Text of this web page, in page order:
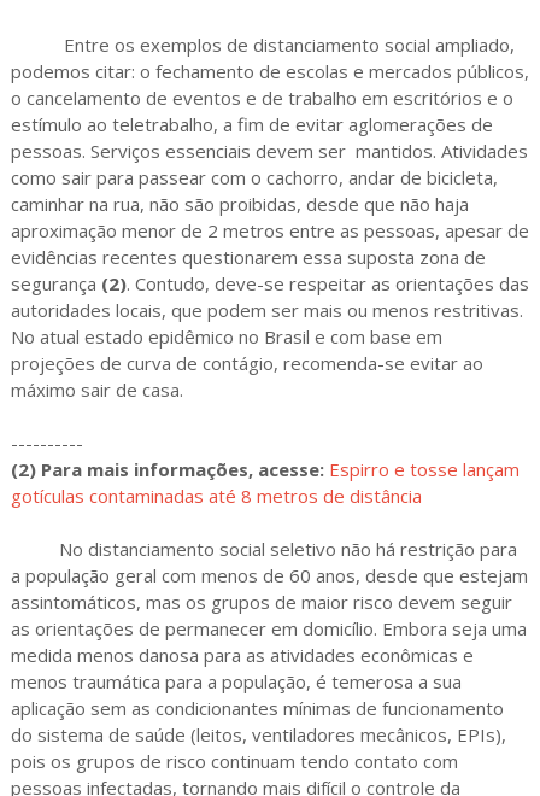
Entre os exemplos de distanciamento social ampliado,
podemos citar: o fechamento de escolas e mercados públicos,
o cancelamento de eventos e de trabalho em escritórios e o
estímulo ao teletrabalho, a fim de evitar aglomerações de
pessoas. Serviços essenciais devem ser mantidos. Atividades
como sair para passear com o cachorro, andar de bicicleta,
caminhar na rua, não são proibidas, desde que não haja
aproximação menor de 2 metros entre as pessoas, apesar de
evidências recentes questionarem essa suposta zona de
segurança (2). Contudo, deve-se respeitar as orientações das
autoridades locais, que podem ser mais ou menos restritivas.
No atual estado epidêmico no Brasil e com base em
projeções de curva de contágio, recomenda-se evitar ao
máximo sair de casa.
----------
(2) Para mais informações, acesse: Espirro e tosse lançam
gotículas contaminadas até 8 metros de distância
No distanciamento social seletivo não há restrição para
a população geral com menos de 60 anos, desde que estejam
assintomáticos, mas os grupos de maior risco devem seguir
as orientações de permanecer em domicílio. Embora seja uma
medida menos danosa para as atividades econômicas e
menos traumática para a população, é temerosa a sua
aplicação sem as condicionantes mínimas de funcionamento
do sistema de saúde (leitos, ventiladores mecânicos, EPIs),
pois os grupos de risco continuam tendo contato com
pessoas infectadas, tornando mais difícil o controle da